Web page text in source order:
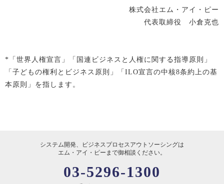
株式会社エム・アイ・ピー
代表取締役 小倉克也
*「世界人権宣言」「国連ビジネスと人権に関する指導原則」
「子どもの権利とビジネス原則」「ILO宣言の中核8条約上の基
本原則」を指します。
システム開発、ビジネスプロセスアウトソーシングは
エム・アイ・ピーまで御相談ください。
03-5296-1300